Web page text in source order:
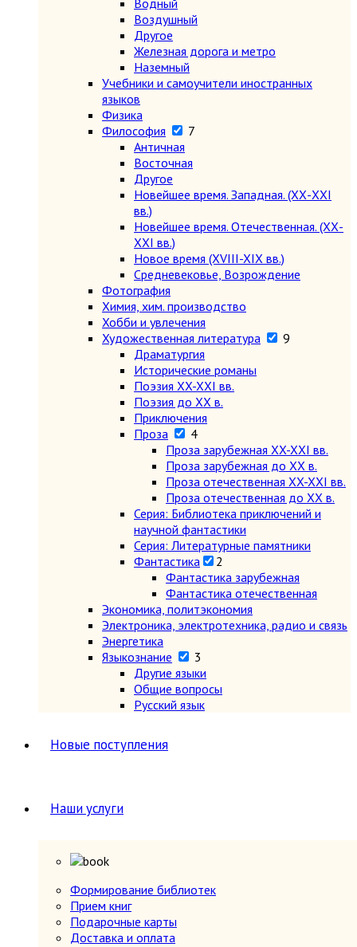
Водный
Воздушный
Другое
Железная дорога и метро
Наземный
Учебники и самоучители иностранных
языков
Физика
Философия
7
Античная
Восточная
Другое
Новейшее время. Западная. (ХХ-ХХI
вв.)
Новейшее время. Отечественная. (ХХ-
ХХI вв.)
Новое время (XVIII-XIX вв.)
Средневековье, Возрождение
Фотография
Химия, хим. производство
Хобби и увлечения
Художественная литература
9
Драматургия
Исторические романы
Поэзия XX-XXI вв.
Поэзия до XX в.
Приключения
Проза
4
Проза зарубежная XX-XXI вв.
Проза зарубежная до XX в.
Проза отечественная XX-XXI вв.
Проза отечественная до XX в.
Серия: Библиотека приключений и
научной фантастики
Серия: Литературные памятники
Фантастика
2
Фантастика зарубежная
Фантастика отечественная
Экономика, политэкономия
Электроника, электротехника, радио и связь
Энергетика
Языкознание
3
Другие языки
Общие вопросы
Русский язык
Новые поступления
Наши услуги
Формирование библиотек
Прием книг
Подарочные карты
Доставка и оплата